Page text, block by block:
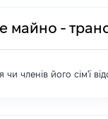
майно -
членів його сім'ї